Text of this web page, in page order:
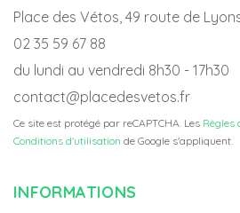
Place des Vétos, 49 route de
02 35 59 67 88
du lundi au vendredi 8h30 - 17h30
contact@placedesvetos.fr
Ce site est protégé par reCAPTCHA. Les Règles
Conditions d'utilisation de Google s'appliquent.
INFORMATIONS